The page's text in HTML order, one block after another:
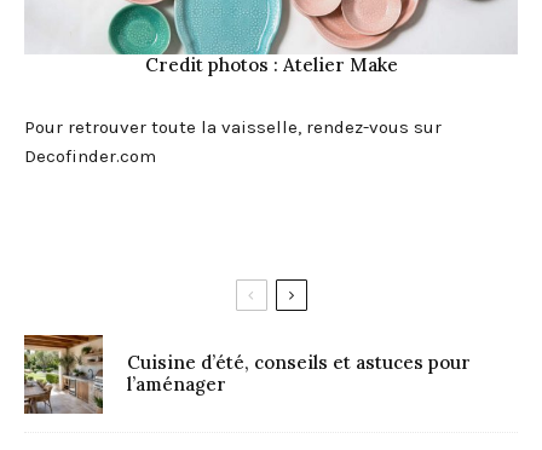
Credit photos : Atelier Make
Pour retrouver toute la vaisselle, rendez-vous sur
Decofinder.com
Cuisine d’été, conseils et astuces pour
l’aménager